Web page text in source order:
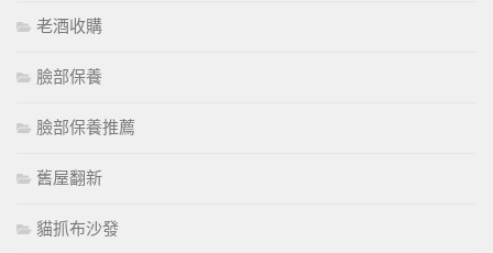
老酒收購
臉部保養
臉部保養推薦
舊屋翻新
貓抓布沙發